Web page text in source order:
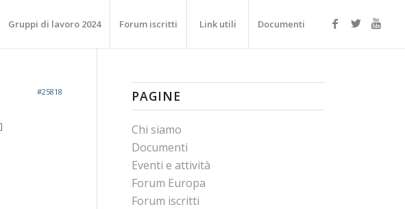
Gruppi di lavoro 2024 Forum iscritti Link utili Documenti
#25818 PAGINE
Chi siamo
Documenti
Eventi e attività
Forum Europa
Forum iscritti